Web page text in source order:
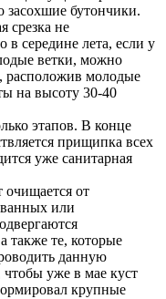
засохшие бутончики.
срезка не
в середине лета, если у
ветки, можно
расположив молодые
на высоту 30-40
этапов. В конце
прищипка всех
уже санитарная
очищается от
или
также те, которые
данную
чтобы уже в мае куст
крупные